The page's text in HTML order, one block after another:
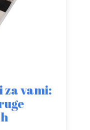
za vami: